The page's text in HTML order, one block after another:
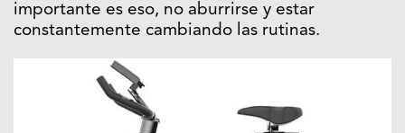
importante es eso, no aburrirse y estar
constantemente cambiando las rutinas.